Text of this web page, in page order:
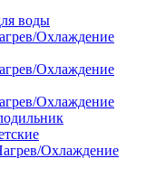
воды
Охлаждение
Охлаждение
Охлаждение
Охлаждение